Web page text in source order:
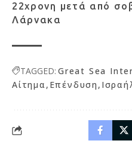
22χρονη μετά από
Λάρνακα
TAGGED: Great Sea
Αίτημα Επένδυση